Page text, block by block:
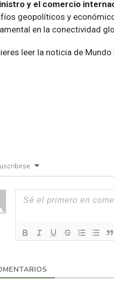
y el comercio
geopolíticos y
en la conectividad
leer la noticia de